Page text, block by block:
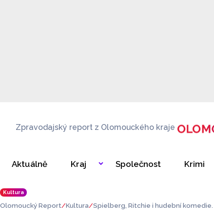
Zpravodajský report z Olomouckého kraje
Aktuálně Kraj Společnost Krimi
Kultura
Olomoucký Report Kultura Spielberg, Ritchie i hudební